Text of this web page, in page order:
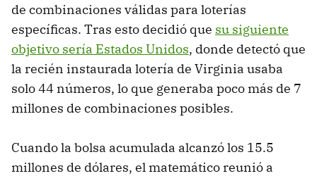
de combinaciones válidas para loterías
específicas. Tras esto decidió que su siguiente
objetivo sería Estados Unidos, donde detectó que
la recién instaurada lotería de Virginia usaba
solo 44 números, lo que generaba poco más de 7
millones de combinaciones posibles.
Cuando la bolsa acumulada alcanzó los 15.5
millones de dólares, el matemático reunió a